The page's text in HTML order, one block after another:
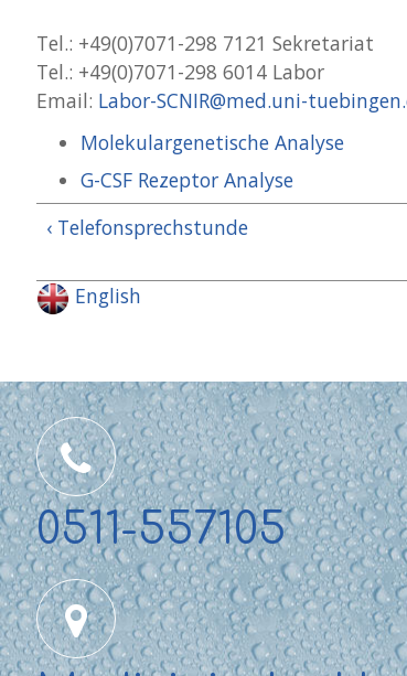
Tel.: +49(0)7071-298 7121 Sekretariat
Tel.: +49(0)7071-298 6014 Labor
Email: Labor-SCNIR@med.uni-
Molekulargenetische Analyse
G-CSF Rezeptor Analyse
‹ Telefonsprechstunde
English
0511-557105